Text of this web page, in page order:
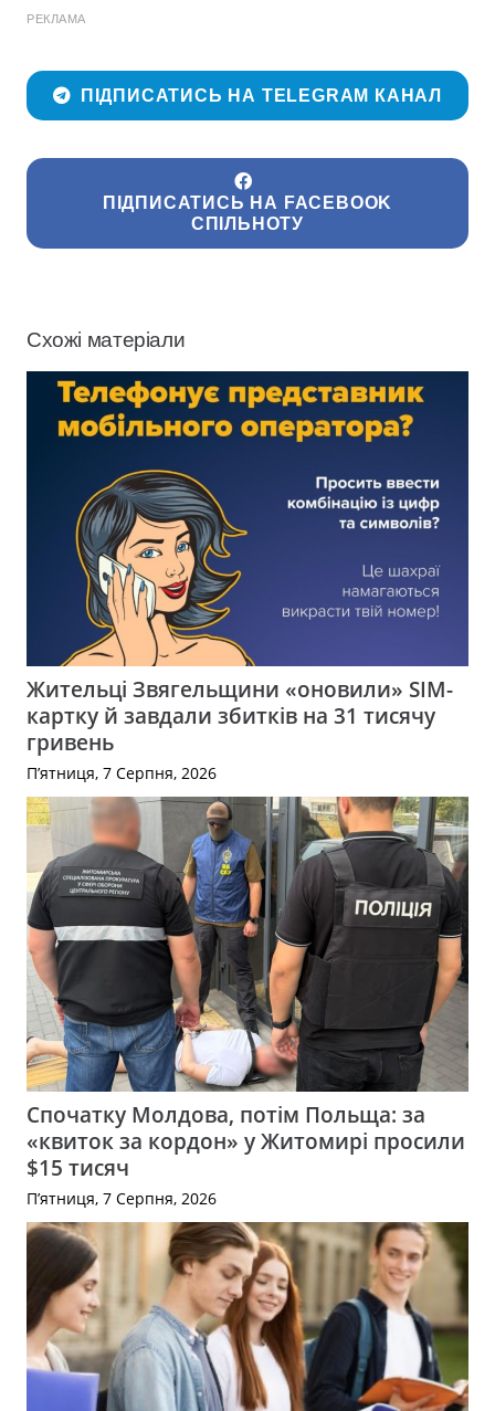
РЕКЛАМА
ПІДПИСАТИСЬ НА TELEGRAM КАНАЛ
ПІДПИСАТИСЬ НА FACEBOOK
СПІЛЬНОТУ
Схожі матеріали
Жительці Звягельщини «оновили» SIM-
картку й завдали збитків на 31 тисячу
гривень
П’ятниця, 7 Серпня, 2026
Спочатку Молдова, потім Польща: за
«квиток за кордон» у Житомирі просили
$15 тисяч
П’ятниця, 7 Серпня, 2026